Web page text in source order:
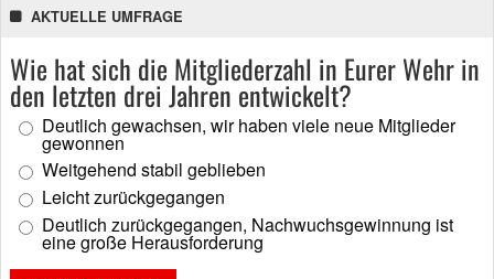
AKTUELLE UMFRAGE
Wie hat sich die Mitgliederzahl in Eurer Wehr in
den letzten drei Jahren entwickelt?
Deutlich gewachsen, wir haben viele neue Mitglieder
gewonnen
Weitgehend stabil geblieben
Leicht zurückgegangen
Deutlich zurückgegangen, Nachwuchsgewinnung ist
eine große Herausforderung